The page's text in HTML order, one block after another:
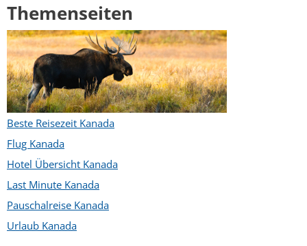
Themenseiten
Beste Reisezeit Kanada
Flug Kanada
Hotel Übersicht Kanada
Last Minute Kanada
Pauschalreise Kanada
Urlaub Kanada